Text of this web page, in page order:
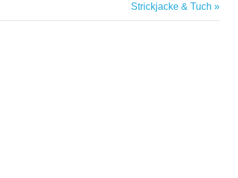
Nächster
Beitrag:
Strickjacke & Tuch